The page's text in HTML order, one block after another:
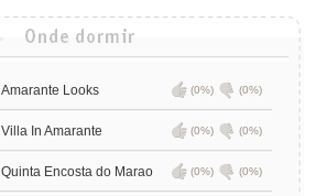
Amarante Looks (0%) (0%)
Villa In Amarante (0%) (0%)
Quinta Encosta do Marao (0%) (0%)